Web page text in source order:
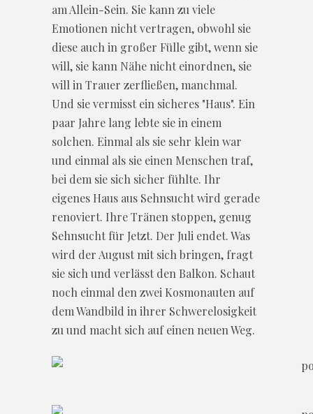
am Allein-Sein. Sie kann zu viele
Emotionen nicht vertragen, obwohl sie
diese auch in großer Fülle gibt, wenn sie
will, sie kann Nähe nicht einordnen, sie
will in Trauer zerfließen, manchmal.
Und sie vermisst ein sicheres "Haus". Ein
paar Jahre lang lebte sie in einem
solchen. Einmal als sie sehr klein war
und einmal als sie einen Menschen traf,
bei dem sie sich sicher fühlte. Ihr
eigenes Haus aus Sehnsucht wird gerade
renoviert. Ihre Tränen stoppen, genug
Sehnsucht für Jetzt. Der Juli endet. Was
wird der August mit sich bringen, fragt
sie sich und verlässt den Balkon. Schaut
noch einmal den zwei Kosmonauten auf
dem Wandbild in ihrer Schwerelosigkeit
zu und macht sich auf einen neuen Weg.